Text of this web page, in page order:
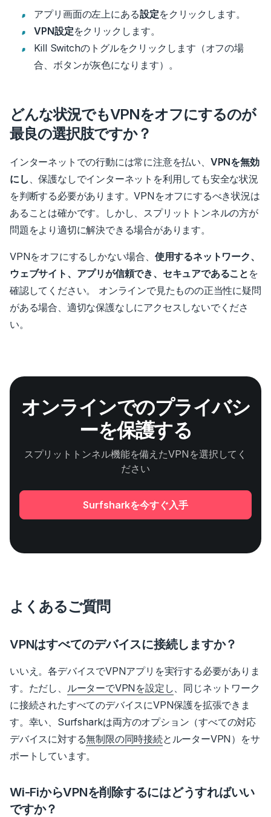
アプリ画面の左上にある設定をクリックします。
VPN設定をクリックします。
Kill Switchのトグルをクリックします（オフの場
合、ボタンが灰色になります）。
どんな状況でもVPNをオフにするのが
最良の選択肢ですか？
インターネットでの行動には常に注意を払い、 VPNを無効
にし 、保護なしでインターネットを利用しても安全な状況
を判断する必要があります。VPNをオフにするべき状況は
あることは確かです。しかし、スプリットトンネルの方が
問題をより適切に解決できる場合があります。
VPNをオフにするしかない場合、 使用するネットワーク、
ウェブサイト、アプリが信頼でき、セキュアであること を
確認してください。
オンラインで見たものの正当性に疑問
がある場合、適切な保護なしにアクセスしないでくださ
い。
オンラインでのプライバシ
ーを保護する
スプリットトンネル機能を備えたVPNを選択してく
ださい
Surfsharkを今すぐ入手
よくあるご質問
VPNはすべてのデバイスに接続しますか？
いいえ。各デバイスでVPNアプリを実行する必要がありま
す。 ただし、 ルーターでVPNを設定し 、同じネットワーク
に接続されたすべてのデバイスにVPN保護を拡張できま
す。 幸い、Surfsharkは両方のオプション（すべての対応
デバイスに対する無制限の同時接続とルーターVPN）をサ
ポートしています。
Wi-FiからVPNを削除するにはどうすればいい
ですか？